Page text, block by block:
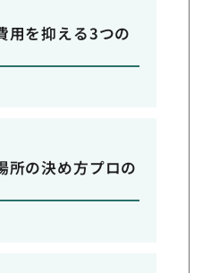
用を抑える3つの
所の決め方プロの